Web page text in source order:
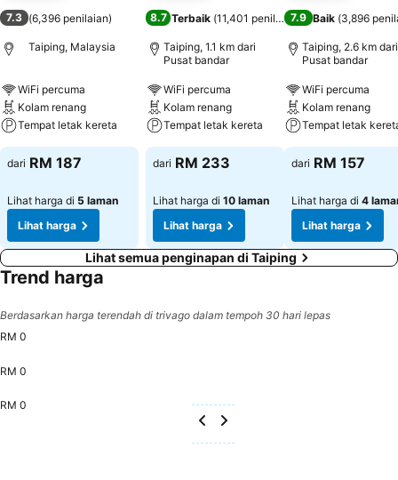
7.3 (6,396 penilaian)
Taiping, Malaysia
WiFi percuma
Kolam renang
Tempat letak kereta
dari RM 187
Lihat harga di 5 laman
Lihat harga
8.7 Terbaik (11,401 penilaian)
Taiping, 1.1 km dari
Pusat bandar
WiFi percuma
Kolam renang
Tempat letak kereta
dari RM 233
Lihat harga di 10 laman
Lihat harga
7.9 Baik (3,896
Taiping, 2.6 km dari
Pusat bandar
WiFi percuma
Kolam renang
Tempat letak
dari RM 157
Lihat harga di 4
Lihat harga
Lihat semua penginapan di Taiping
Trend harga
Berdasarkan harga terendah di trivago dalam tempoh 30 hari lepas
RM 0
RM 0
RM 0